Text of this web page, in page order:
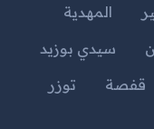
المهدية
سيدي بوزيد
قفصة
توزر